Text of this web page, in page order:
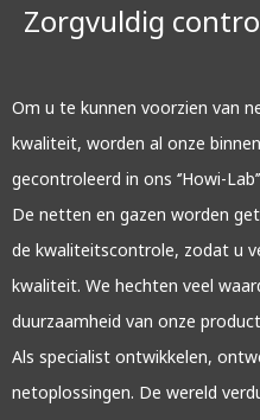
Zorgvuldig
Om u te kunnen voorzien van
kwaliteit, worden al onze
gecontroleerd in ons ‘’Howi-
De netten en gazen worden
de kwaliteitscontrole, zodat u
kwaliteit. We hechten veel
duurzaamheid van onze
Als specialist ontwikkelen,
netoplossingen. De wereld